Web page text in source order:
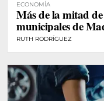
ECONOMÍA
Más de la mitad de
municipales de
RUTH RODRÍGUEZ